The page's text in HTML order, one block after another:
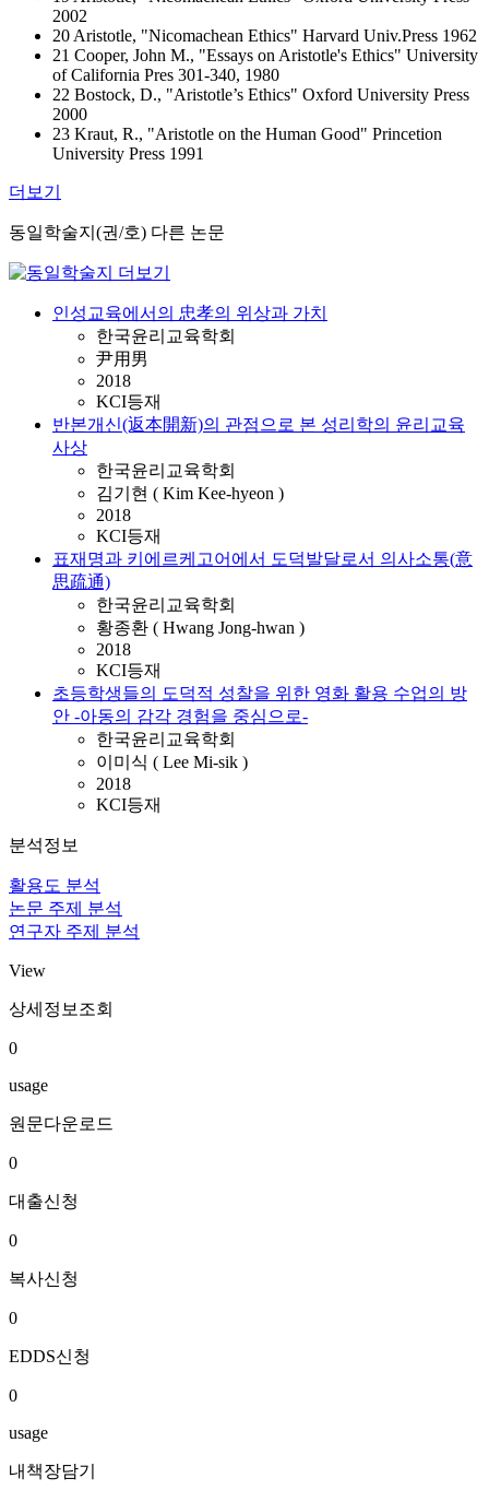
2002
20 Aristotle, "Nicomachean Ethics" Harvard Univ.Press 1962
21 Cooper, John M., "Essays on Aristotle's Ethics" University
of California Pres 301-340, 1980
22 Bostock, D., "Aristotle’s Ethics" Oxford University Press
2000
23 Kraut, R., "Aristotle on the Human Good" Princetion
University Press 1991
더보기
동일학술지(권/호) 다른 논문
인성교육에서의 忠孝의 위상과 가치
한국윤리교육학회
尹用男
2018
KCI등재
반본개신(返本開新)의 관점으로 본 성리학의 윤리교육
사상
한국윤리교육학회
김기현 ( Kim Kee-hyeon )
2018
KCI등재
표재명과 키에르케고어에서 도덕발달로서 의사소통(意
思疏通)
한국윤리교육학회
황종환 ( Hwang Jong-hwan )
2018
KCI등재
초등학생들의 도덕적 성찰을 위한 영화 활용 수업의 방
안 -아동의 감각 경험을 중심으로-
한국윤리교육학회
이미식 ( Lee Mi-sik )
2018
KCI등재
분석정보
활용도 분석
논문 주제 분석
연구자 주제 분석
View
상세정보조회
0
usage
원문다운로드
0
대출신청
0
복사신청
0
EDDS신청
0
usage
내책장담기